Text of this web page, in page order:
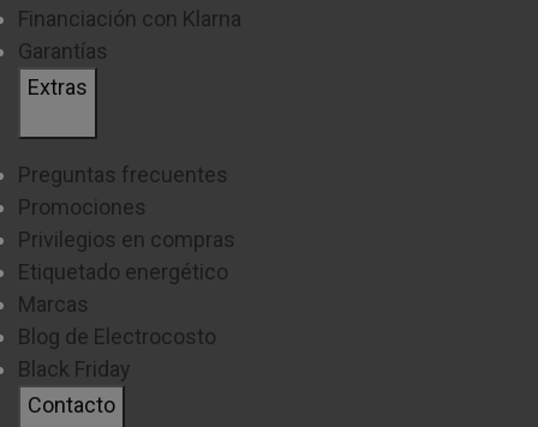
Financiación con Klarna
Garantías
Extras
Preguntas frecuentes
Promociones
Privilegios en compras
Etiquetado energético
Marcas
Blog de Electrocosto
Black Friday
Contacto